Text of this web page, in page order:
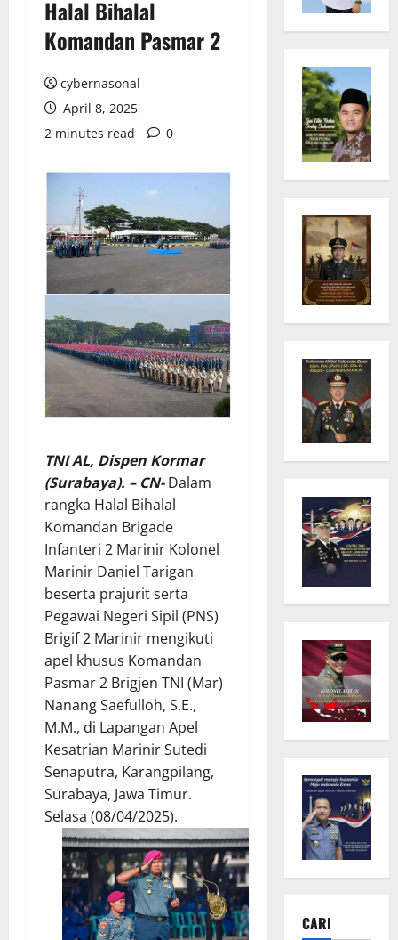
Halal Bihalal
Komandan Pasmar 2
cybernasonal
April 8, 2025
2 minutes read
0
TNI AL, Dispen Kormar
(Surabaya). – CN-Dalam
rangka Halal Bihalal
Komandan Brigade
Infanteri 2 Marinir Kolonel
Marinir Daniel Tarigan
beserta prajurit serta
Pegawai Negeri Sipil (PNS)
Brigif 2 Marinir mengikuti
apel khusus Komandan
Pasmar 2 Brigjen TNI (Mar)
Nanang Saefulloh, S.E.,
M.M., di Lapangan Apel
Kesatrian Marinir Sutedi
Senaputra, Karangpilang,
Surabaya, Jawa Timur.
Selasa (08/04/2025).
CARI